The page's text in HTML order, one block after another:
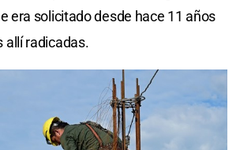
era solicitado desde hace 11 años
allí radicadas.